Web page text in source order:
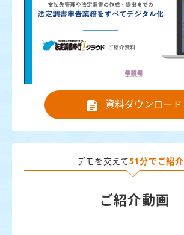
資料ダウンロード
デモを交えて51分でご紹介
ご紹介動画